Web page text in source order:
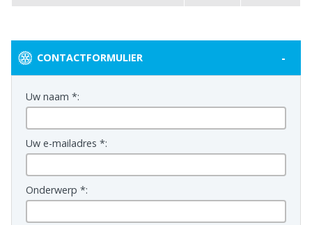
CONTACTFORMULIER -
Uw naam *:
Uw e-mailadres *:
Onderwerp *: